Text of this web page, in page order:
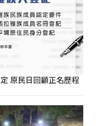
原民日回顧正名歷程